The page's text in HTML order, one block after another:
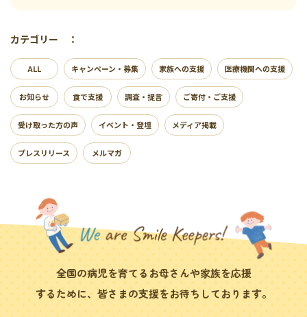
カテゴリー ：
ALL キャンペーン・募集 家族への支援 医療機関への支援
お知らせ 食で支援 調査・提言 ご寄付・ご支援
受け取った方の声 イベント・登壇 メディア掲載
プレスリリース メルマガ
全国の病児を育てるお母さんや家族を応援
するために、皆さまの支援をお待ちしております。